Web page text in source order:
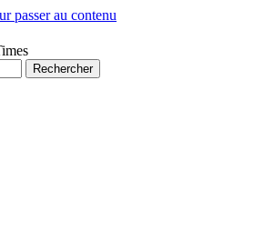
passer au contenu